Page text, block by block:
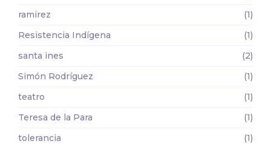
ramirez
(1)
Resistencia Indígena
(1)
santa ines
(2)
Simón Rodríguez
(1)
teatro
(1)
Teresa de la Para
(1)
tolerancia
(1)